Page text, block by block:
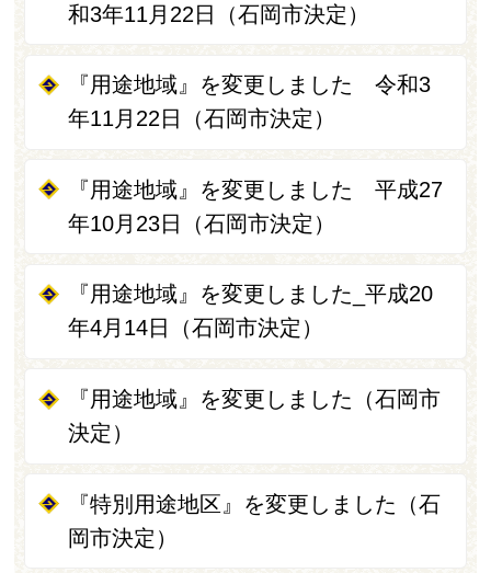
和3年11月22日（石岡市決定）
『用途地域』を変更しました 令和3
年11月22日（石岡市決定）
『用途地域』を変更しました 平成27
年10月23日（石岡市決定）
『用途地域』を変更しました_平成20
年4月14日（石岡市決定）
『用途地域』を変更しました（石岡市
決定）
『特別用途地区』を変更しました（石
岡市決定）